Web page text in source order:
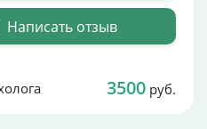
Написать отзыв
3500 руб.